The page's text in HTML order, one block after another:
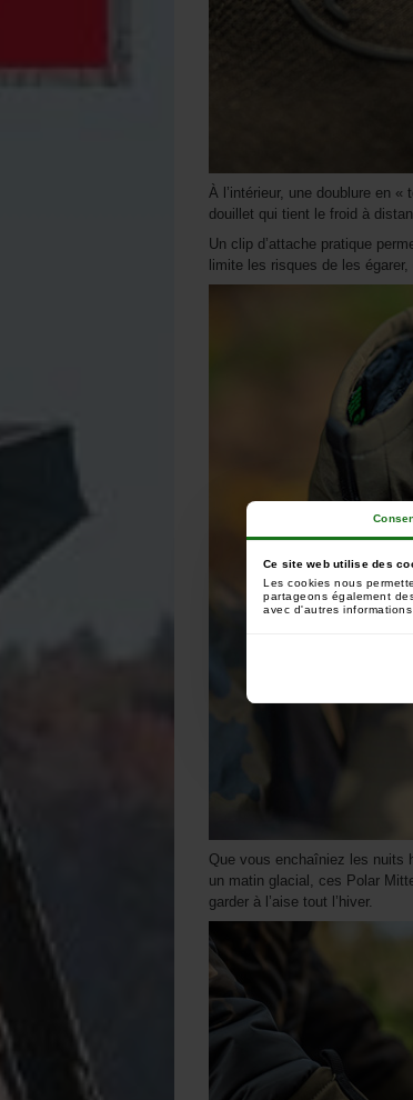
Ce site web utilise des
Les cookies nous
partageons également
avec d'autres
À l’intérieur, une doublure en
douillet qui tient le froid à
Un clip d’attache pratique
limite les risques de les
Que vous enchaîniez les nuits
un matin glacial, ces Polar
garder à l’aise tout l’hiver.